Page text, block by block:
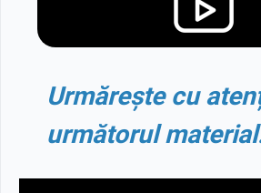
Urmărește cu
următorul